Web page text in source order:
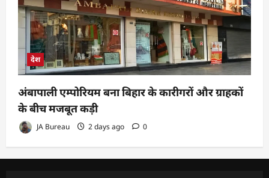
देश
अंबापाली एम्पोरियम बना बिहार के कारीगरों और ग्राहकों
के बीच मजबूत कड़ी
JA Bureau 2 days ago 0